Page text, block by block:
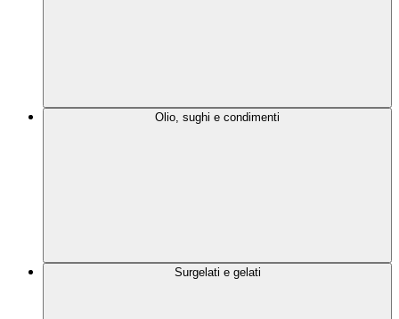
Olio, sughi e condimenti
Surgelati e gelati